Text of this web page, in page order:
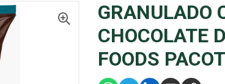
GRANULADO
CHOCOLATE
FOODS